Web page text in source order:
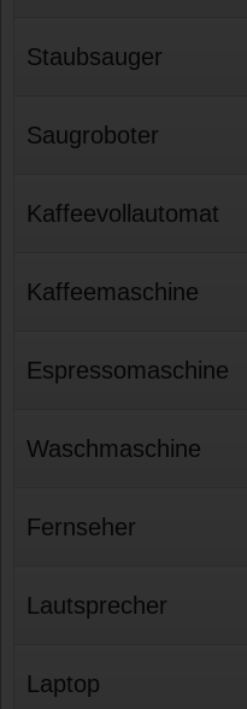
Staubsauger
Saugroboter
Kaffeevollautomat
Kaffeemaschine
Espressomaschine
Waschmaschine
Fernseher
Lautsprecher
Laptop